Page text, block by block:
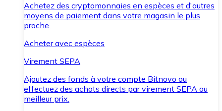
Achetez des cryptomonnaies en espèces et d'autres
moyens de paiement dans votre magasin le plus
proche.
Acheter avec espèces
Virement SEPA
Ajoutez des fonds à votre compte Bitnovo ou
effectuez des achats directs par virement SEPA au
meilleur prix.